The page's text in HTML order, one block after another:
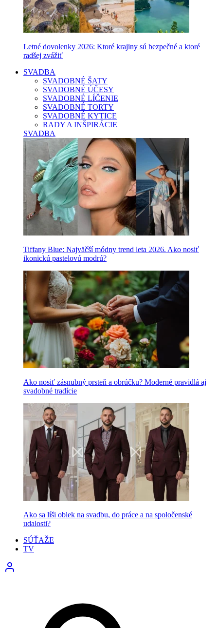
Letné dovolenky 2026: Ktoré krajiny sú bezpečné a ktoré
radšej zvážiť
SVADBA
SVADOBNÉ ŠATY
SVADOBNÉ ÚČESY
SVADOBNÉ LÍČENIE
SVADOBNÉ TORTY
SVADOBNÉ KYTICE
RADY A INŠPIRÁCIE
SVADBA
Tiffany Blue: Najväčší módny trend leta 2026. Ako nosiť
ikonickú pastelovú modrú?
Ako nosiť zásnubný prsteň a obrúčku? Moderné pravidlá aj
svadobné tradície
Ako sa líši oblek na svadbu, do práce a na spoločenské
udalosti?
SÚŤAŽE
TV